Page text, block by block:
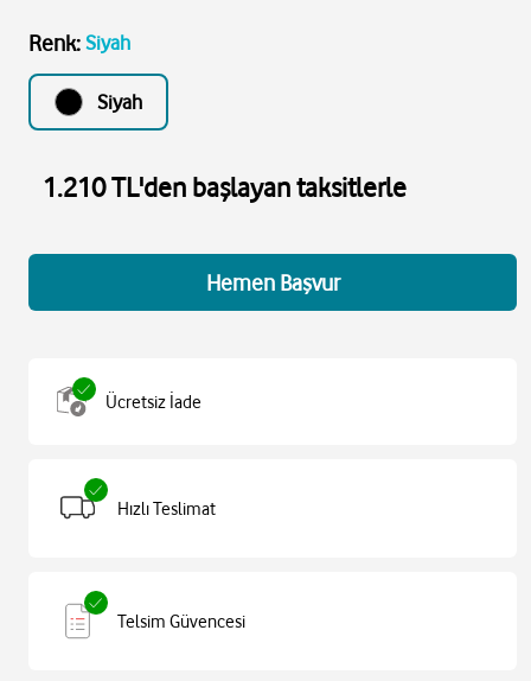
Renk: Siyah
Siyah
1.210 TL'den başlayan taksitlerle
Hemen Başvur
Ücretsiz İade
Hızlı Teslimat
Telsim Güvencesi